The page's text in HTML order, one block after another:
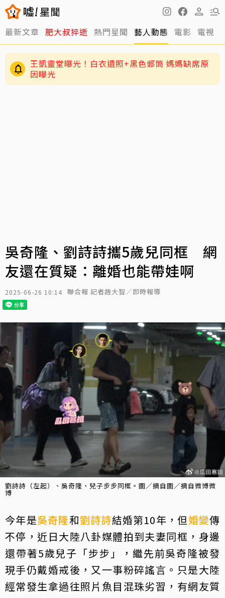
最新文章 肥大叔猝逝 熱門星聞 藝人動態 電影 電視
王凱靈堂曝光！白衣遺照+黑色郵筒 媽媽缺席原
因曝光
吳奇隆、劉詩詩攜5歲兒同框 網
友還在質疑：離婚也能帶娃啊
2025-06-26 10:14 聯合報 記者趙大智／即時報導
劉詩詩（左起）、吳奇隆、兒子步步同框。圖／摘自圖／摘自微博微
博
今年是吳奇隆和劉詩詩結婚第10年，但婚變傳
不停，近日大陸八卦媒體拍到夫妻同框，身邊
還帶著5歲兒子「步步」，繼先前吳奇隆被發
現手仍戴婚戒後，又一事粉碎謠言。只是大陸
經常發生拿過往照片魚目混珠劣習，有網友質